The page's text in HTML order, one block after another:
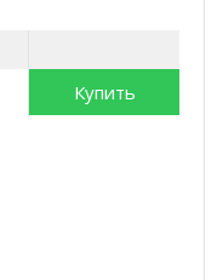
Купить